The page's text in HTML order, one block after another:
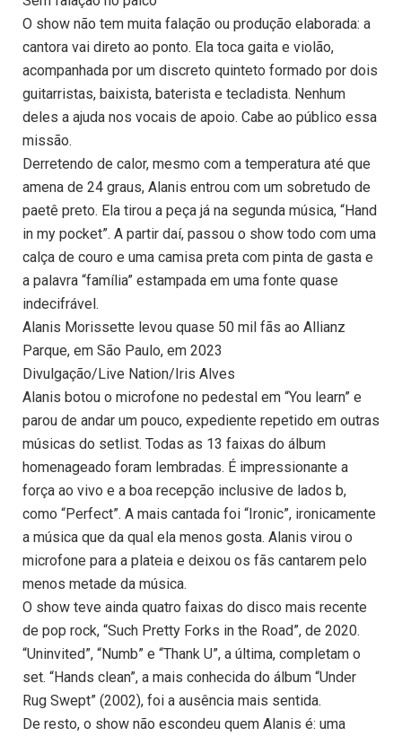
O show não tem muita falação ou produção elaborada: a
cantora vai direto ao ponto. Ela toca gaita e violão,
acompanhada por um discreto quinteto formado por dois
guitarristas, baixista, baterista e tecladista. Nenhum
deles a ajuda nos vocais de apoio. Cabe ao público essa
missão.
Derretendo de calor, mesmo com a temperatura até que
amena de 24 graus, Alanis entrou com um sobretudo de
paetê preto. Ela tirou a peça já na segunda música, “Hand
in my pocket”. A partir daí, passou o show todo com uma
calça de couro e uma camisa preta com pinta de gasta e
a palavra “família” estampada em uma fonte quase
indecifrável.
Alanis Morissette levou quase 50 mil fãs ao Allianz
Parque, em São Paulo, em 2023
Divulgação/Live Nation/Iris Alves
Alanis botou o microfone no pedestal em “You learn” e
parou de andar um pouco, expediente repetido em outras
músicas do setlist. Todas as 13 faixas do álbum
homenageado foram lembradas. É impressionante a
força ao vivo e a boa recepção inclusive de lados b,
como “Perfect”. A mais cantada foi “Ironic”, ironicamente
a música que da qual ela menos gosta. Alanis virou o
microfone para a plateia e deixou os fãs cantarem pelo
menos metade da música.
O show teve ainda quatro faixas do disco mais recente
de pop rock, “Such Pretty Forks in the Road”, de 2020.
“Uninvited”, “Numb” e “Thank U”, a última, completam o
set. “Hands clean”, a mais conhecida do álbum “Under
Rug Swept” (2002), foi a ausência mais sentida.
De resto, o show não escondeu quem Alanis é: uma